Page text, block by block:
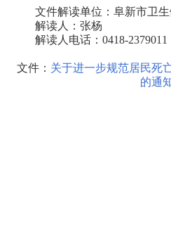
文件解读单位：阜新市卫生
解读人：张杨
解读人电话：0418-2379011
文件： 关于进一步规范居民死
的通